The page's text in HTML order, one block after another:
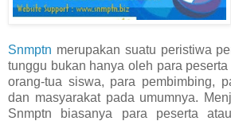
Snmptn merupakan suatu peristiwa
tunggu bukan hanya oleh para
orang-tua siswa, para pembimbing,
dan masyarakat pada umumnya.
Snmptn biasanya para peserta